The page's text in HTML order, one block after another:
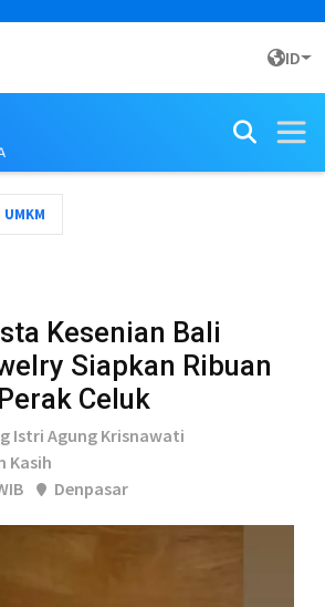
ID
UMKM
Kesenian Bali
Siapkan Ribuan
Celuk
Istri Agung Krisnawati
Kasih
Denpasar